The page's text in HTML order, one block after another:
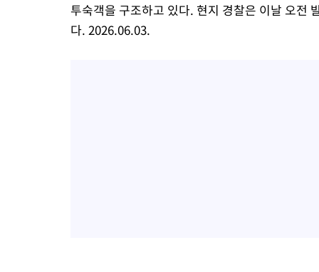
투숙객을 구조하고 있다. 현지 경찰은 이날 오전
다. 2026.06.03.